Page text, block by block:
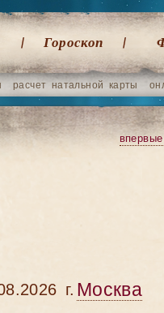
Гороскоп
расчет натальной карты
г. Москва